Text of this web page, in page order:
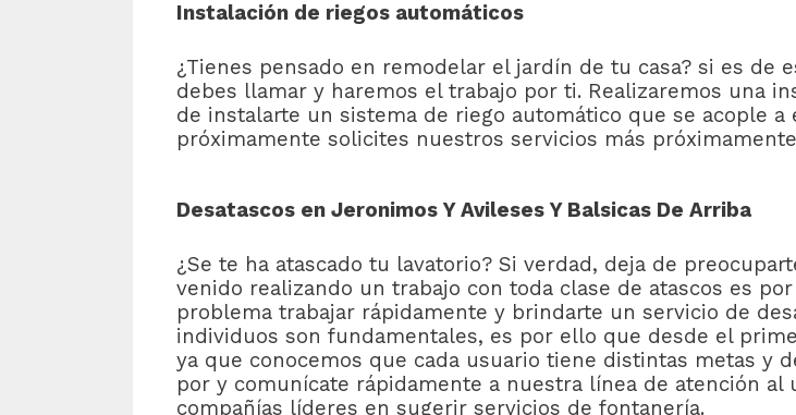
Instalación de riegos automáticos
¿Tienes pensado en remodelar el jardín de tu casa? si es de
debes llamar y haremos el trabajo por ti. Realizaremos una
de instalarte un sistema de riego automático que se acople
próximamente solicites nuestros servicios más
Desatascos en Jeronimos Y Avileses Y Balsicas De Arriba
¿Se te ha atascado tu lavatorio? Si verdad, deja de
venido realizando un trabajo con toda clase de atascos es
problema trabajar rápidamente y brindarte un servicio de
individuos son fundamentales, es por ello que desde el
ya que conocemos que cada usuario tiene distintas metas y
por y comunícate rápidamente a nuestra línea de atención
compañías líderes en sugerir servicios de fontanería.